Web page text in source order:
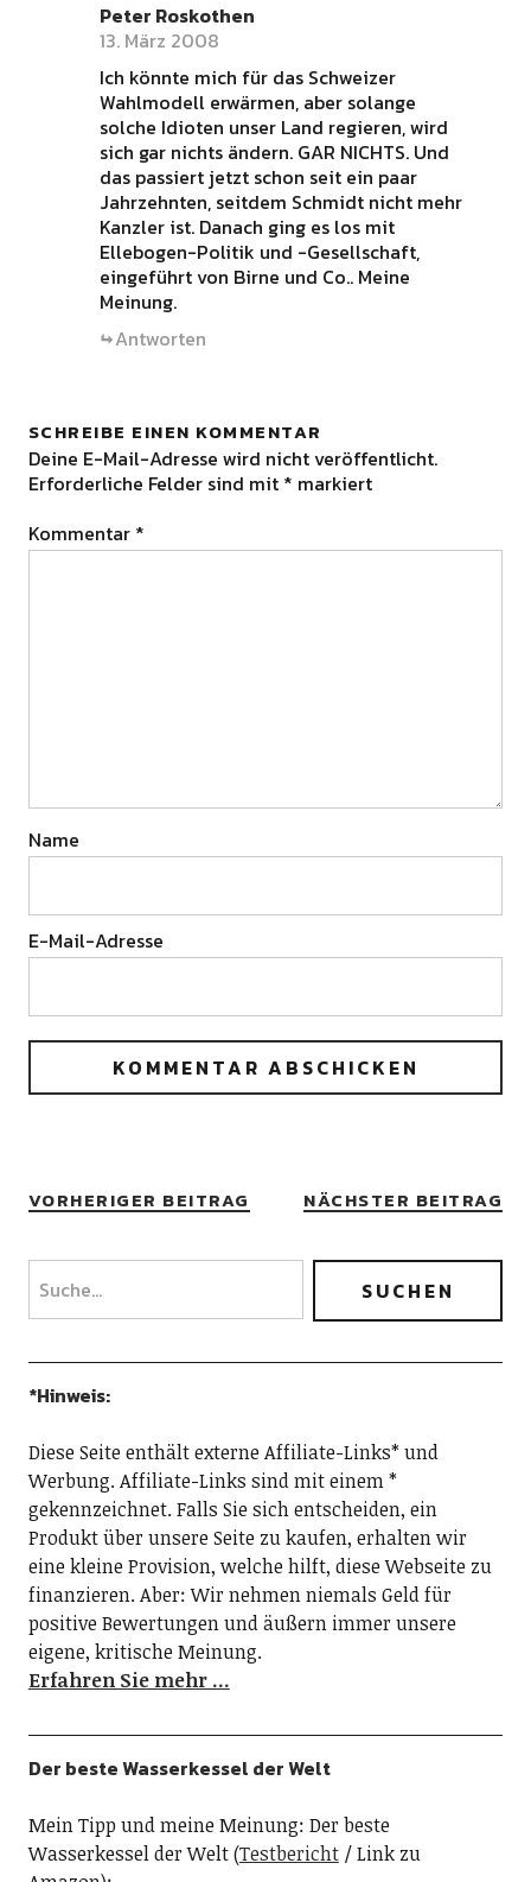
Peter Roskothen
13. März 2008
Ich könnte mich für das Schweizer
Wahlmodell erwärmen, aber solange
solche Idioten unser Land regieren, wird
sich gar nichts ändern. GAR NICHTS. Und
das passiert jetzt schon seit ein paar
Jahrzehnten, seitdem Schmidt nicht mehr
Kanzler ist. Danach ging es los mit
Ellebogen-Politik und -Gesellschaft,
eingeführt von Birne und Co.. Meine
Meinung.
Antworten
SCHREIBE EINEN KOMMENTAR
Deine E-Mail-Adresse wird nicht veröffentlicht.
Erforderliche Felder sind mit * markiert
Kommentar *
Name
E-Mail-Adresse
VORHERIGER BEITRAG NÄCHSTER BEITRAG
*Hinweis:
Diese Seite enthält externe Affiliate-Links* und
Werbung. Affiliate-Links sind mit einem *
gekennzeichnet. Falls Sie sich entscheiden, ein
Produkt über unsere Seite zu kaufen, erhalten wir
eine kleine Provision, welche hilft, diese Webseite zu
finanzieren. Aber: Wir nehmen niemals Geld für
positive Bewertungen und äußern immer unsere
eigene, kritische Meinung.
Erfahren Sie mehr …
Der beste Wasserkessel der Welt
Mein Tipp und meine Meinung: Der beste
Wasserkessel der Welt (Testbericht/ Link zu